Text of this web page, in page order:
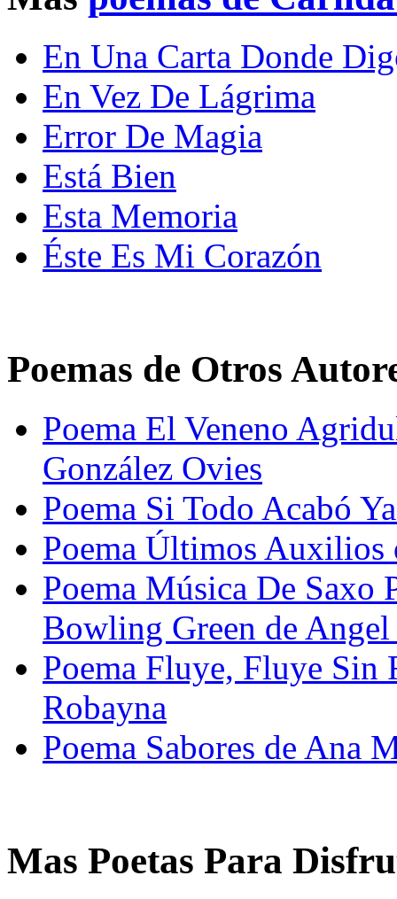
En Una Carta Donde
En Vez De Lágrima
Error De Magia
Está Bien
Esta Memoria
Éste Es Mi Corazón
Poemas de Otros
Poema El Veneno
González Ovies
Poema Si Todo Acabó
Poema Últimos Auxilios
Poema Música De Saxo
Bowling Green de
Poema Fluye, Fluye
Robayna
Poema Sabores de Ana
Mas Poetas Para